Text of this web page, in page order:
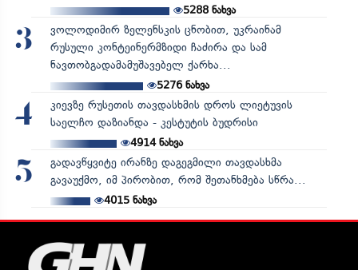
5288ნახვა
3
ვოლოდიმირ ზელენსკის ცნობით, უკრაინამ
რუსული კონტეინერმზიდი ჩაძირა და სამ
ნავთობგადამამუშავებელ ქარხა...
5276ნახვა
4
კიევზე რუსეთის თავდასხმის დროს ლიეტუვის
საელჩო დაზიანდა - კესტუტის ბუდრისი
4914ნახვა
5
გადავწყვიტე ირანზე დაგეგმილი თავდასხმა
გავაუქმო, იმ პირობით, რომ შეთანხმება სწრა...
4015ნახვა